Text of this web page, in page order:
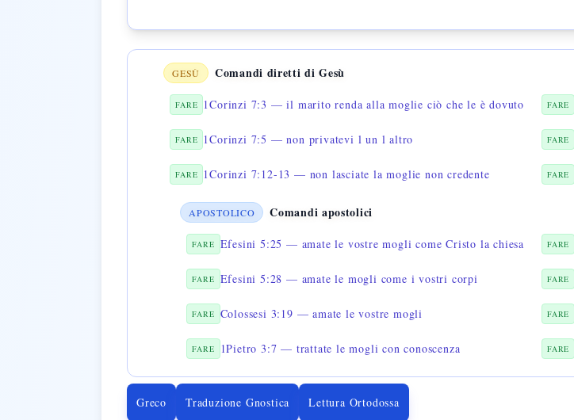
GESÙ Comandi diretti di Gesù
FARE 1Corinzi 7:3 — il marito renda alla moglie ciò che le è dovuto FARE
FARE 1Corinzi 7:5 — non privatevi l un l altro FARE
FARE 1Corinzi 7:12-13 — non lasciate la moglie non credente FARE
APOSTOLICO Comandi apostolici
FARE Efesini 5:25 — amate le vostre mogli come Cristo la chiesa FARE
FARE Efesini 5:28 — amate le mogli come i vostri corpi FARE
FARE Colossesi 3:19 — amate le vostre mogli FARE
FARE 1Pietro 3:7 — trattate le mogli con conoscenza FARE
Greco Traduzione Gnostica Lettura Ortodossa